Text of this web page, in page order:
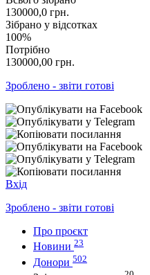
130000,0 грн.
Зібрано у відсотках
100%
Потрібно
130000,00 грн.
Зроблено - звіти готові
Вхід
Зроблено - звіти готові
Про проєкт
Новини 23
Донори 502